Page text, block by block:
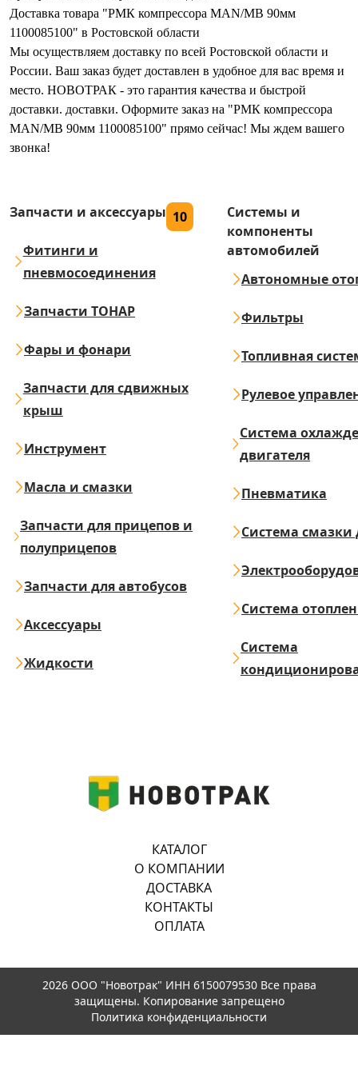
Доставка товара "РМК компрессора MAN/MB 90мм
1100085100" в Ростовской области
Мы осуществляем доставку по всей Ростовской области и
России. Ваш заказ будет доставлен в удобное для вас время и
место. НОВОТРАК - это гарантия качества и быстрой
доставки. доставки. Оформите заказ на "РМК компрессора
MAN/MB 90мм 1100085100" прямо сейчас! Мы ждем вашего
звонка!
Запчасти и аксессуары 10
Фитинги и
пневмосоединения
Запчасти ТОНАР
Фары и фонари
Запчасти для сдвижных
крыш
Инструмент
Масла и смазки
Запчасти для прицепов и
полуприцепов
Запчасти для автобусов
Аксессуары
Жидкости
Системы и
компоненты
автомобилей
Автономные
Фильтры
Топливная
Рулевое
Система
двигателя
Пневматика
Система смазки
Система
Система
КАТАЛОГ
О КОМПАНИИ
ДОСТАВКА
КОНТАКТЫ
ОПЛАТА
2026 ООО "Новотрак" ИНН 6150079530 Все права
защищены. Копирование запрещено
Политика конфиденциальности